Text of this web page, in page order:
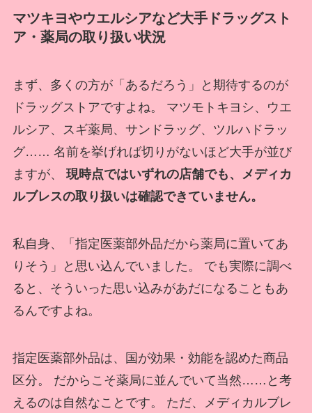
マツキヨやウエルシアなど大手ドラッグスト
ア・薬局の取り扱い状況
まず、多くの方が「あるだろう」と期待するのが
ドラッグストアですよね。 マツモトキヨシ、ウエ
ルシア、スギ薬局、サンドラッグ、ツルハドラッ
グ…… 名前を挙げれば切りがないほど大手が並び
ますが、 現時点ではいずれの店舗でも、メディカ
ルブレスの取り扱いは確認できていません。
私自身、「指定医薬部外品だから薬局に置いてあ
りそう」と思い込んでいました。 でも実際に調べ
ると、そういった思い込みがあだになることもあ
るんですよね。
指定医薬部外品は、国が効果・効能を認めた商品
区分。 だからこそ薬局に並んでいて当然……と考
えるのは自然なことです。 ただ、メディカルブレ